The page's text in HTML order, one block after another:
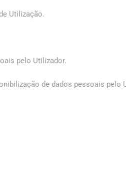
Utilização.
pelo Utilizador.
de dados pessoais pelo